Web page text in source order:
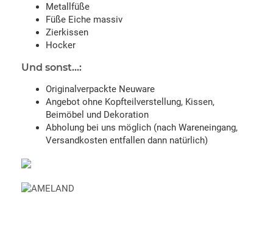
Metallfüße
Füße Eiche massiv
Zierkissen
Hocker
Und sonst...:
Originalverpackte Neuware
Angebot ohne Kopfteilverstellung, Kissen,
Beimöbel und Dekoration
Abholung bei uns möglich (nach Wareneingang,
Versandkosten entfallen dann natürlich)